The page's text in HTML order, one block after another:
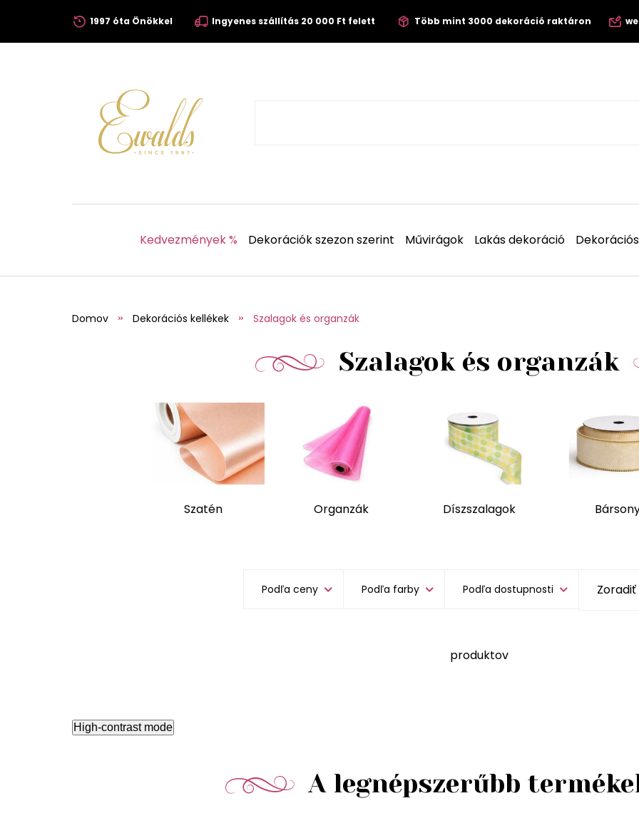
1997 óta Önökkel Ingyenes szállítás 20 000 Ft felett Több mint 3000 dekoráció raktáron
Kedvezmények % Dekorációk szezon szerint Művirágok Lakás dekoráció
Domov Dekorációs kellékek Szalagok és organzák
Szalagok és organzák
Szatén Organzák Díszszalagok
Podľa ceny Podľa farby Podľa dostupnosti
produktov
High-contrast mode
A legnépszerűbb